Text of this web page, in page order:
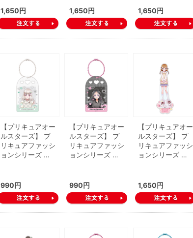
1,650円 1,650円 1,650円
【プリキュアオー
ルスターズ】 プ
リキュアファッシ
ョンシリーズ …
990円
【プリキュアオー
ルスターズ】 プ
リキュアファッシ
ョンシリーズ …
990円
【プリキュアオー
ルスターズ】 プ
リキュアファッシ
ョンシリーズ …
1,650円